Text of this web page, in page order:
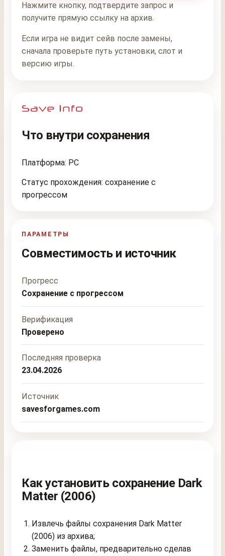
Нажмите кнопку, подтвердите запрос и
получите прямую ссылку на архив.
Если игра не видит сейв после замены,
сначала проверьте путь установки, слот и
версию игры.
Что внутри сохранения
Платформа: PC
Статус прохождения: сохранение с
прогрессом
ПАРАМЕТРЫ
Совместимость и источник
Прогресс
Сохранение с прогрессом
Верификация
Проверено
Последняя проверка
23.04.2026
Источник
savesforgames.com
Как установить сохранение Dark
Matter (2006)
Извлечь файлы сохранения Dark Matter
(2006) из архива;
Заменить файлы, предварительно сделав